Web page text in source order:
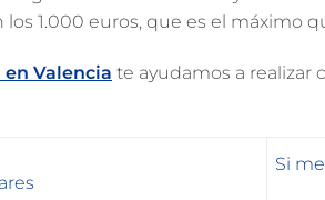
1.000 euros, que es el máximo
en Valencia te ayudamos a realizar
Si